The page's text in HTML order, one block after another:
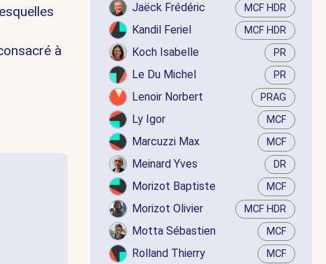
à
Jaëck Frédéric MCF HDR
Kandil Feriel MCF HDR
Koch Isabelle PR
Le Du Michel PR
Lenoir Norbert PRAG
Ly Igor MCF
Marcuzzi Max MCF
Meinard Yves DR
Morizot Baptiste MCF
Morizot Olivier MCF HDR
Motta Sébastien MCF
Rolland Thierry MCF